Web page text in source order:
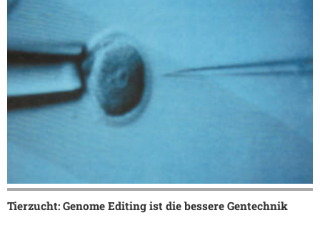
Tierzucht: Genome Editing ist die bessere Gentechnik